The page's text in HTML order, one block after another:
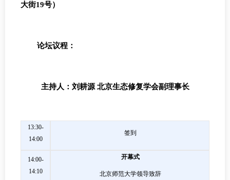
大街19号）
论坛议程 ：
主持人：刘耕源 北京生态修复学会副理事长
13:30-
14:00
签到
14:00-
14:10
开幕式
北京师范大学领导致辞